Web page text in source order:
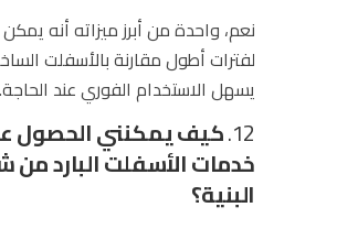
نعم، واحدة من أبرز ميزاته أنه
لفترات أطول مقارنة بالأسفلت
يسهل الاستخدام الفوري عند الحاجة.
12. كيف يمكنني الحصول
خدمات الأسفلت البارد من
البنية؟